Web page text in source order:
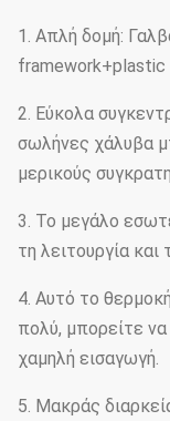
1. Απλή δομή:
framework+plastic
2. Εύκολα
σωλήνες χάλυβα
μερικούς
3. Το μεγάλο
τη λειτουργία και
4. Αυτό το
πολύ, μπορείτε
χαμηλή εισαγωγή.
5. Μακράς